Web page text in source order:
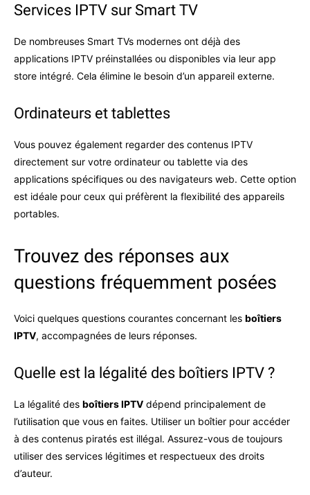
Services IPTV sur Smart TV
De nombreuses Smart TVs modernes ont déjà des
applications IPTV préinstallées ou disponibles via leur app
store intégré. Cela élimine le besoin d’un appareil externe.
Ordinateurs et tablettes
Vous pouvez également regarder des contenus IPTV
directement sur votre ordinateur ou tablette via des
applications spécifiques ou des navigateurs web. Cette option
est idéale pour ceux qui préfèrent la flexibilité des appareils
portables.
Trouvez des réponses aux
questions fréquemment posées
Voici quelques questions courantes concernant les boîtiers
IPTV, accompagnées de leurs réponses.
Quelle est la légalité des boîtiers IPTV ?
La légalité des boîtiers IPTV dépend principalement de
l’utilisation que vous en faites. Utiliser un boîtier pour accéder
à des contenus piratés est illégal. Assurez-vous de toujours
utiliser des services légitimes et respectueux des droits
d’auteur.